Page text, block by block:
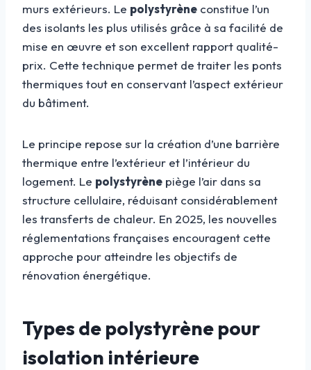
murs extérieurs. Le polystyrène constitue l’un
des isolants les plus utilisés grâce à sa facilité de
mise en œuvre et son excellent rapport qualité-
prix. Cette technique permet de traiter les ponts
thermiques tout en conservant l’aspect extérieur
du bâtiment.
Le principe repose sur la création d’une barrière
thermique entre l’extérieur et l’intérieur du
logement. Le polystyrène piège l’air dans sa
structure cellulaire, réduisant considérablement
les transferts de chaleur. En 2025, les nouvelles
réglementations françaises encouragent cette
approche pour atteindre les objectifs de
rénovation énergétique.
Types de polystyrène pour
isolation intérieure